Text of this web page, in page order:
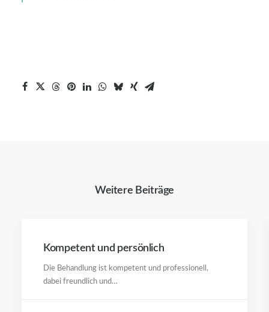
Weitere Beiträge
Kompetent und persönlich
Die Behandlung ist kompetent und professionell,
dabei freundlich und…